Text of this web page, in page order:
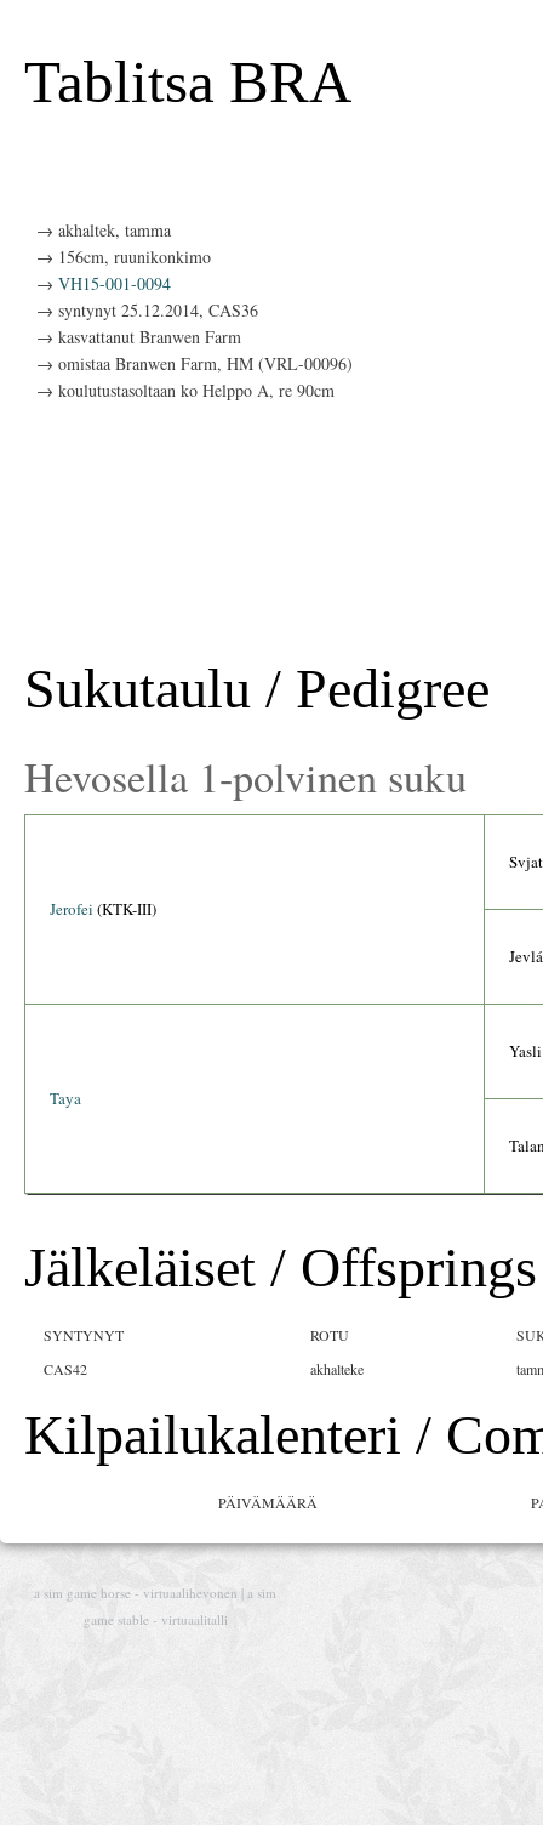
Tablitsa BRA
→ akhaltek, tamma
→ 156cm, ruunikonkimo
→ VH15-001-0094
→ syntynyt 25.12.2014, CAS36
→ kasvattanut Branwen Farm
→ omistaa Branwen Farm, HM (VRL-00096)
→ koulutustasoltaan ko Helppo A, re 90cm
Sukutaulu / Pedigree
Hevosella 1-polvinen suku
Jerofei (KTK-III)
Taya
Yasli
Jälkeläiset / Offsprings
SYNTYNYT ROTU
CAS42
akhalteke
Kilpailukalenteri /
PÄIVÄMÄÄRÄ
a sim game horse - virtuaalihevonen | a sim
game stable - virtuaalitalli